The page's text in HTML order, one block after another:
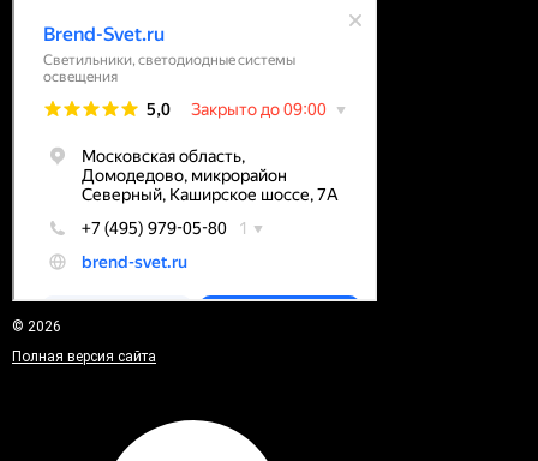
© 2026
Полная версия сайта